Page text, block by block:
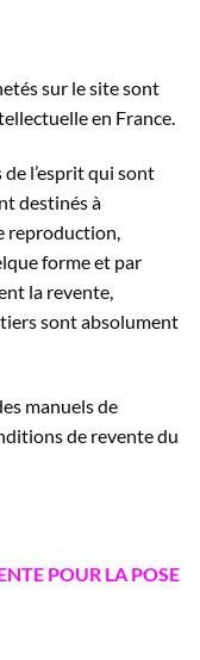
sur le site sont
en France.
l’esprit qui sont
destinés à
reproduction,
forme et par
la revente,
tiers sont absolument
manuels de
de revente du
POUR LA POSE